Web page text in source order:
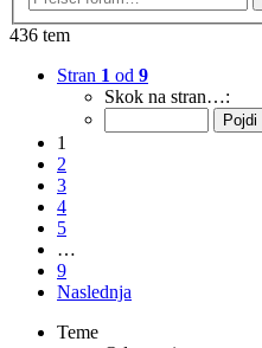
436 tem
Stran 1 od 9
Skok na stran…:
1
2
3
4
5
…
9
Naslednja
Teme